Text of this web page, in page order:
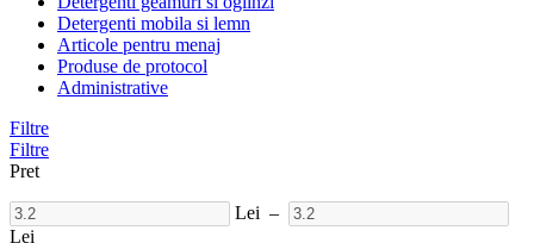
Detergenti mobila si lemn
Articole pentru menaj
Produse de protocol
Administrative
Filtre
Filtre
Pret
Lei –
Lei